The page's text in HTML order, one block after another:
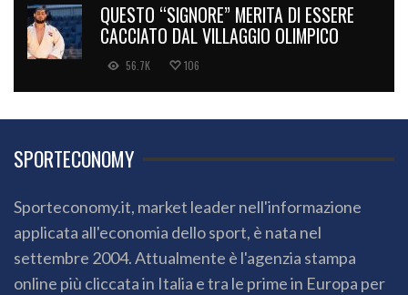
QUESTO “SIGNORE” MERITA DI ESSERE
CACCIATO DAL VILLAGGIO OLIMPICO
56.7K 106
SPORTECONOMY
Sporteconomy.it, market leader nell'informazione
applicata all'economia dello sport, è nata nel
settembre 2004. Attualmente è l'agenzia stampa
online più cliccata in Italia e tra le prime in Europa per